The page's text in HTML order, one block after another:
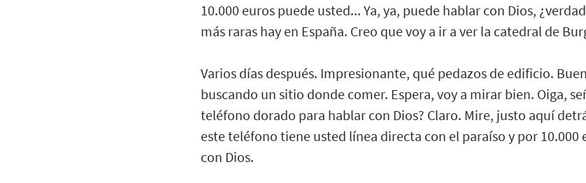
10.000 euros puede usted... Ya, ya, puede hablar con Dios,
más raras hay en España. Creo que voy a ir a ver la catedral de
Varios días después. Impresionante, qué pedazos de edificio.
buscando un sitio donde comer. Espera, voy a mirar bien. Oiga,
teléfono dorado para hablar con Dios? Claro. Mire, justo aquí
este teléfono tiene usted línea directa con el paraíso y por 10.000
con Dios.